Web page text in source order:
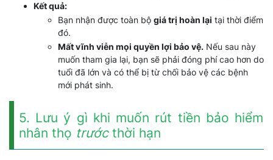
Kết quả:
Bạn nhận được toàn bộ giá trị hoàn lại tại thời điểm
đó.
Mất vĩnh viễn mọi quyền lợi bảo vệ. Nếu sau này
muốn tham gia lại, bạn sẽ phải đóng phí cao hơn do
tuổi đã lớn và có thể bị từ chối bảo vệ các bệnh
mới phát sinh.
5. Lưu ý gì khi muốn rút tiền bảo hiểm
nhân thọ trước thời hạn